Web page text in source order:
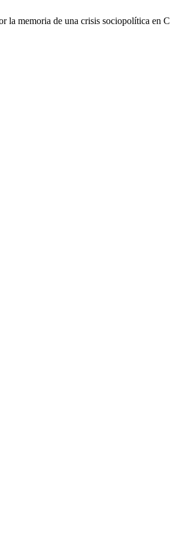
la memoria de una crisis sociopolítica en